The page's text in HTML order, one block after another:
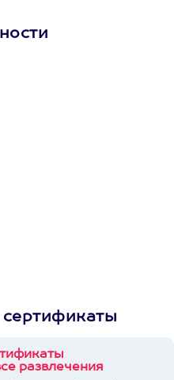
сертификаты
развлечения